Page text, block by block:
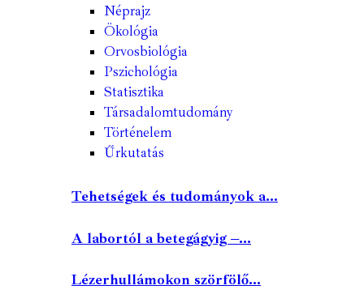
Néprajz
Ökológia
Orvosbiológia
Pszichológia
Statisztika
Társadalomtudomány
Történelem
Űrkutatás
Tehetségek és tudományok a...
A labortól a betegágyig –...
Lézerhullámokon szörfölő...